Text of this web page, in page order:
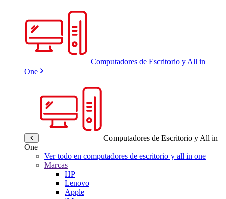
Computadores de Escritorio y All in
One
Computadores de Escritorio y All in
One
Ver todo en computadores de escritorio y all in one
Marcas
HP
Lenovo
Apple